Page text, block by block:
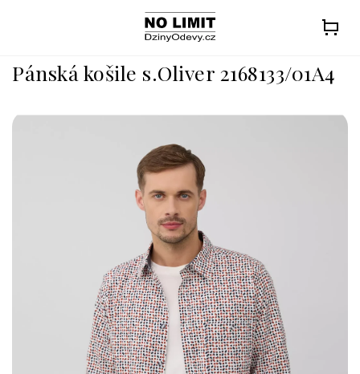
Pánská košile s.Oliver 2168133/01A4